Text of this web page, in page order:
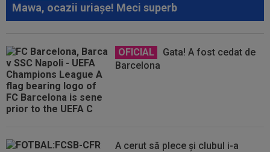
Mawa, ocazii uriașe! Meci superb
OFICIAL
Gata! A fost cedat de
Barcelona
A cerut să plece și clubul i-a